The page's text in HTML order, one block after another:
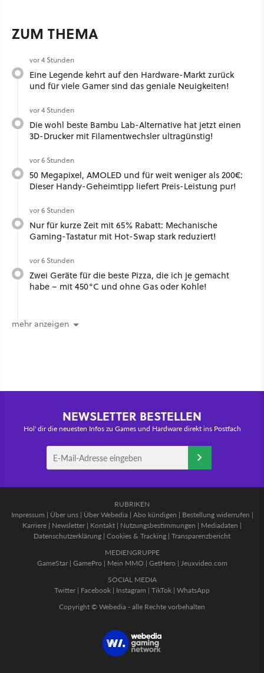
ZUM THEMA
vor 4 Stunden
Eine Legende kehrt auf den Hardware-Markt zurück
und für viele Gamer sind das geniale Neuigkeiten!
vor 4 Stunden
Die wohl beste Bambu Lab-Alternative hat jetzt einen
3D-Drucker mit Filamentwechsler ultragünstig!
vor 6 Stunden
50 Megapixel, AMOLED und für weit weniger als 200€:
Dieser Handy-Geheimtipp liefert Preis-Leistung pur!
vor 6 Stunden
Nur für kurze Zeit mit 65% Rabatt: Mechanische
Gaming-Tastatur mit Hot-Swap stark reduziert!
vor 6 Stunden
Zwei Geräte für die beste Pizza, die ich je gemacht
habe – mit 450°C und ohne Gas oder Kohle!
mehr anzeigen
NEWSLETTER BESTELLEN
Hol' dir die neuesten Infos zu Games und Hardware direkt ins Postfach
RUBRIKEN
Impressum | Über uns| Über Webedia | Abo kündigen | Bestellung widerrufen |
Karriere | Newsletter | Kontakt | Nutzungsbestimmungen | Mediadaten |
Datenschutzerklärung | Cookies & Tracking | Transparenzbericht
MEDIENGRUPPE
GameStar| GamePro | Mein MMO | GetHero | Jeuxvideo.com
SOCIAL MEDIA
Twitter | Facebook | Instagram | TikTok | WhatsApp
Copyright © Webedia - alle Rechte vorbehalten